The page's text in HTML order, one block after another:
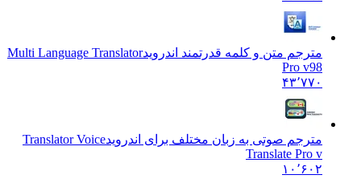
مترجم متن و کلمه قدرتمند اندرویدMulti Language Translator
Pro v98
۴۳٬۷۷۰
مترجم صوتی به زبان مختلف برای اندرویدTranslator Voice
Translate Pro v
۱۰٬۶۰۲